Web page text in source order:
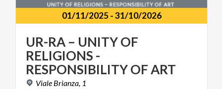
01/11/2025-31/10/2026
UR-RA – UNITY OF
RELIGIONS -
RESPONSIBILITY OF ART
Viale Brianza, 1